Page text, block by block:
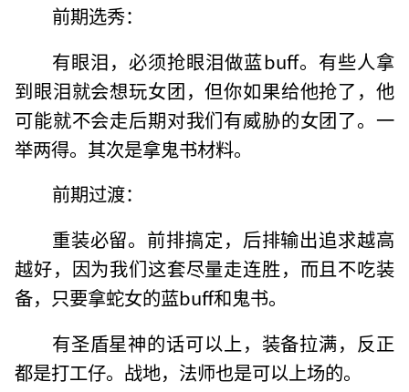
前期选秀：
有眼泪，必须抢眼泪做蓝buff。有些人拿
到眼泪就会想玩女团，但你如果给他抢了，他
可能就不会走后期对我们有威胁的女团了。一
举两得。其次是拿鬼书材料。
前期过渡：
重装必留。前排搞定，后排输出追求越高
越好，因为我们这套尽量走连胜，而且不吃装
备，只要拿蛇女的蓝buff和鬼书。
有圣盾星神的话可以上，装备拉满，反正
都是打工仔。战地，法师也是可以上场的。